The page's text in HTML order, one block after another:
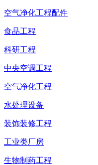
空气净化工程配件
食品工程
科研工程
中央空调工程
空气净化工程
水处理设备
装饰装修工程
工业类厂房
生物制药工程